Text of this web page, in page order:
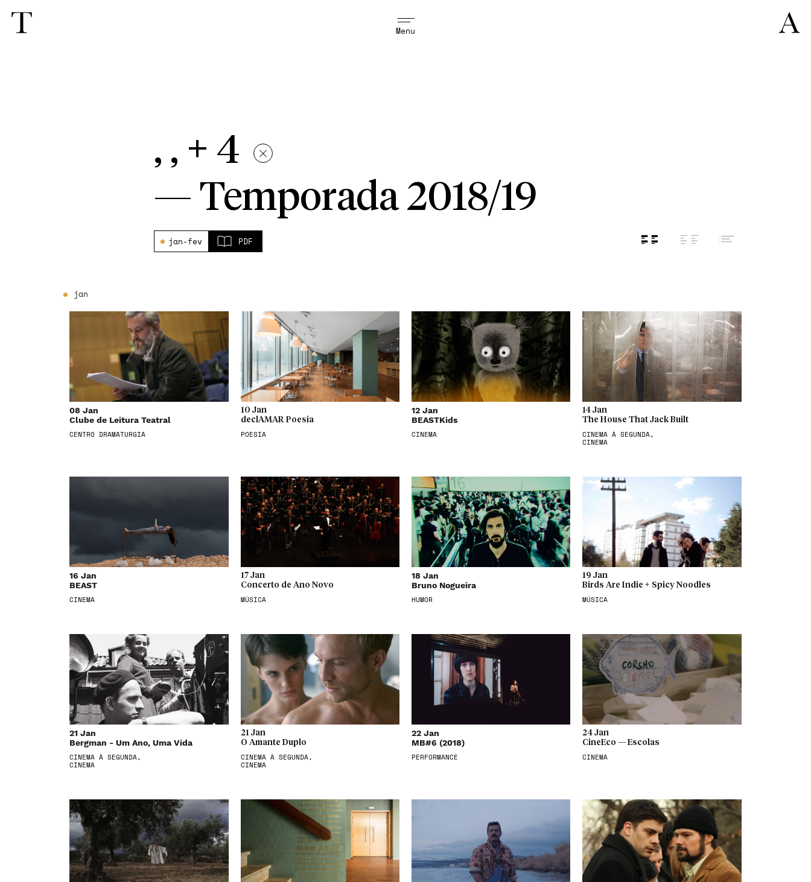
Menu
, , + 4
— Temporada 2018/19
jan-fev PDF
jan
08 Jan
Clube de Leitura Teatral
CENTRO DRAMATURGIA
10 Jan
declAMAR Poesia
POESIA
12 Jan
BEASTKids
CINEMA
14 Jan
The House That Jack Built
CINEMA À SEGUNDA,
CINEMA
16 Jan
BEAST
CINEMA
17 Jan
Concerto de Ano Novo
MÚSICA
18 Jan
Bruno Nogueira
HUMOR
19 Jan
Birds Are Indie + Spicy Noodles
MÚSICA
21 Jan
Bergman - Um Ano, Uma Vida
CINEMA À SEGUNDA,
CINEMA
21 Jan
O Amante Duplo
CINEMA À SEGUNDA,
CINEMA
22 Jan
MB#6 (2018)
PERFORMANCE
24 Jan
CineEco — Escolas
CINEMA